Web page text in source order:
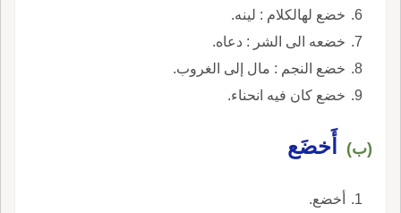
خضع لهالكلام : لينه.
خضعه الى الشر : دعاه.
خضع النجم : مال إلى الغروب.
خضع كان فيه انحناء.
(ب) أَخضَع
أخضع.